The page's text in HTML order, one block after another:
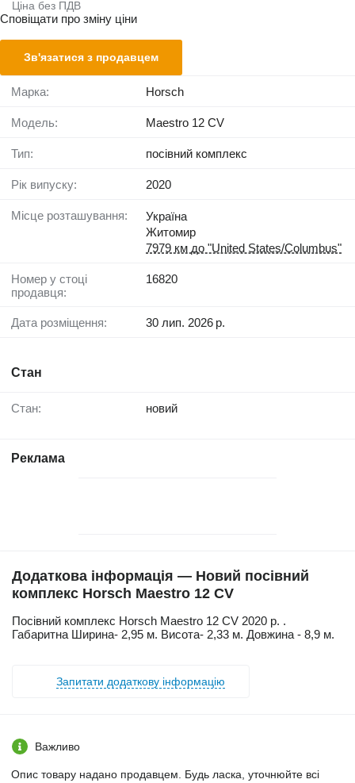
Ціна без ПДВ
Сповіщати про зміну ціни
Зв'язатися з продавцем
Марка: Horsch
Модель: Maestro 12 CV
Тип: посівний комплекс
Рік випуску: 2020
Місце розташування:
Україна
Житомир
7979 км до "United States/Columbus"
Номер у стоці
продавця:
16820
Дата розміщення: 30 лип. 2026 р.
Стан
Стан: новий
Реклама
Додаткова інформація — Новий посівний
комплекс Horsch Maestro 12 CV
Посівний комплекс Horsch Maestro 12 CV 2020 р. .
Габаритна Ширина- 2,95 м. Висота- 2,33 м. Довжина - 8,9 м.
Запитати додаткову інформацію
Важливо
Опис товару надано продавцем. Будь ласка, уточнюйте всі